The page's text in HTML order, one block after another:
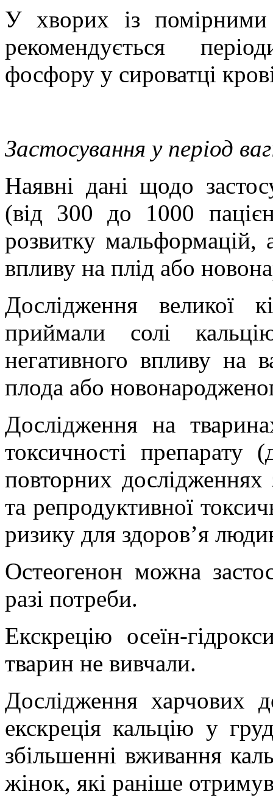
У хворих із
рекомендується
фосфору у сироватці
Застосування у період
Наявні дані щодо
(від 300 до 1000
розвитку мальформацій,
впливу на плід або
Дослідження великої
приймали солі
негативного впливу на
плода або
Дослідження на
токсичності препарату(
повторних дослідженнях
та репродуктивної
ризику для здоров’я
Остеогенон можна
разі потреби.
Екскрецію осеїн-
тварин не вивчали.
Дослідження харчових
екскреція кальцію у
збільшенні вживання
жінок, які раніше